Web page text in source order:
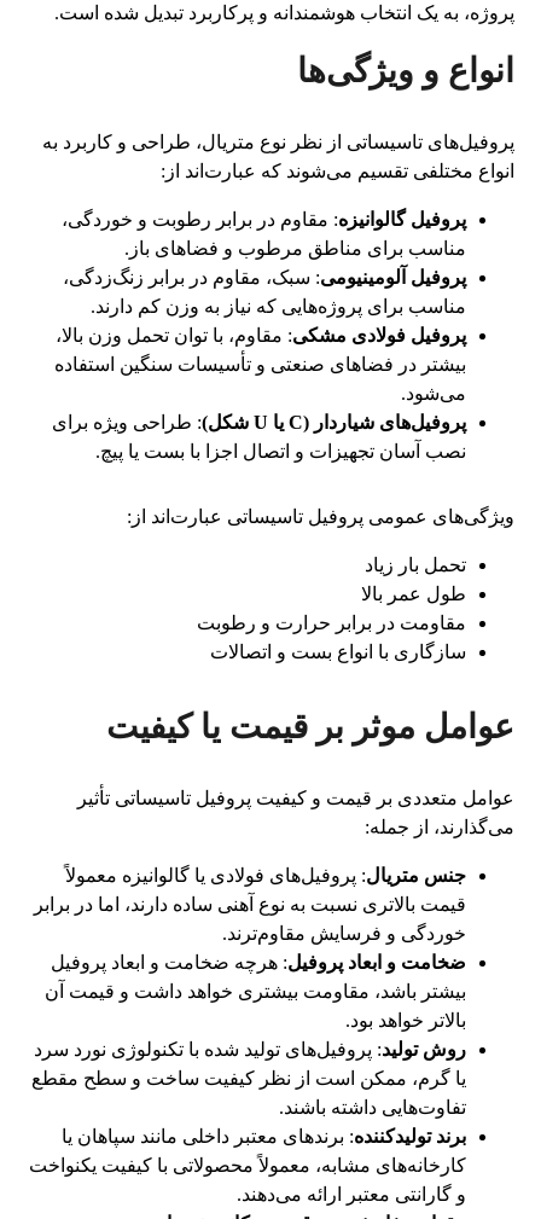
پروژه، به یک انتخاب هوشمندانه و پرکاربرد تبدیل شده است.
انواع و ویژگی‌ها
پروفیل‌های تاسیساتی از نظر نوع متریال، طراحی و کاربرد به
انواع مختلفی تقسیم می‌شوند که عبارت‌اند از:
پروفیل گالوانیزه: مقاوم در برابر رطوبت و خوردگی،
مناسب برای مناطق مرطوب و فضاهای باز.
پروفیل آلومینیومی: سبک، مقاوم در برابر زنگ‌زدگی،
مناسب برای پروژه‌هایی که نیاز به وزن کم دارند.
پروفیل فولادی مشکی: مقاوم، با توان تحمل وزن بالا،
بیشتر در فضاهای صنعتی و تأسیسات سنگین استفاده
می‌شود.
پروفیل‌های شیاردار (C یا U شکل)
: طراحی ویژه برای
نصب آسان تجهیزات و اتصال اجزا با بست یا پیچ.
ویژگی‌های عمومی پروفیل تاسیساتی عبارت‌اند از:
تحمل بار زیاد
طول عمر بالا
مقاومت در برابر حرارت و رطوبت
سازگاری با انواع بست و اتصالات
عوامل موثر بر قیمت یا کیفیت
عوامل متعددی بر قیمت و کیفیت پروفیل تاسیساتی تأثیر
می‌گذارند، از جمله:
جنس متریال: پروفیل‌های فولادی یا گالوانیزه معمولاً
قیمت بالاتری نسبت به نوع آهنی ساده دارند، اما در برابر
خوردگی و فرسایش مقاوم‌ترند.
ضخامت و ابعاد پروفیل: هرچه ضخامت و ابعاد پروفیل
بیشتر باشد، مقاومت بیشتری خواهد داشت و قیمت آن
بالاتر خواهد بود.
روش تولید: پروفیل‌های تولید شده با تکنولوژی نورد سرد
یا گرم، ممکن است از نظر کیفیت ساخت و سطح مقطع
تفاوت‌هایی داشته باشند.
برند تولیدکننده: برندهای معتبر داخلی مانند سپاهان یا
کارخانه‌های مشابه، معمولاً محصولاتی با کیفیت یکنواخت
و گارانتی معتبر ارائه می‌دهند.